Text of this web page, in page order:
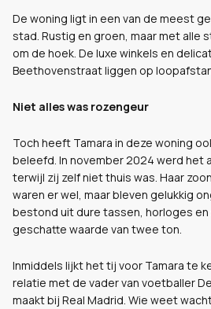
De woning ligt in een van de meest
stad. Rustig en groen, maar met alle
om de hoek. De luxe winkels en
Beethovenstraat liggen op
Niet alles was rozengeur
Toch heeft Tamara in deze woning
beleefd. In november 2024 werd het
terwijl zij zelf niet thuis was. Haar
waren er wel, maar bleven gelukkig
bestond uit dure tassen, horloges
geschatte waarde van twee ton.
Inmiddels lijkt het tij voor Tamara te
relatie met de vader van voetballer
maakt bij Real Madrid. Wie weet